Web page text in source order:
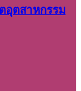
อุตสาหกรรม